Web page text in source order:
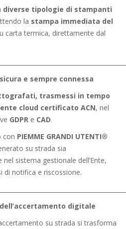
diverse tipologie di stampanti
la stampa immediata del
carta termica, direttamente dal
e sempre connessa
trasmessi in tempo
cloud certificato ACN, nel
GDPR e CAD.
con PIEMME GRANDI UTENTI®
su strada sia
sistema gestionale dell’Ente,
di notifica e riscossione.
digitale
su strada si trasforma